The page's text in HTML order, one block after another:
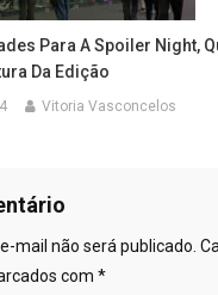
Para A Spoiler Night,
Da Edição
Vitoria Vasconcelos
mail não será publicado.
com *